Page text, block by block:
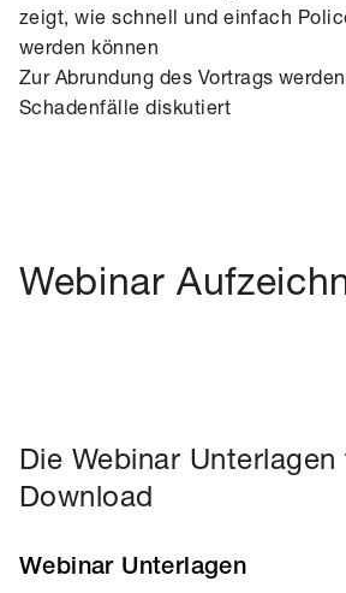
zeigt, wie schnell und einfach
werden können
Zur Abrundung des Vortrags
Schadenfälle diskutiert
Webinar
Die Webinar
Download
Webinar Unterlagen